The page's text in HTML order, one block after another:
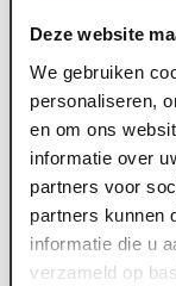
Deze website
We gebruiken
personaliseren,
en om ons
informatie over
partners voor
partners kunnen
informatie die u
verzameld op